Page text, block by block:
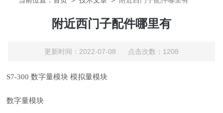
附近西门子配件哪里有
更新时间：2022-07-08 点击次数：1208
S7-300 数字量模块 模拟量模块
数字量模块